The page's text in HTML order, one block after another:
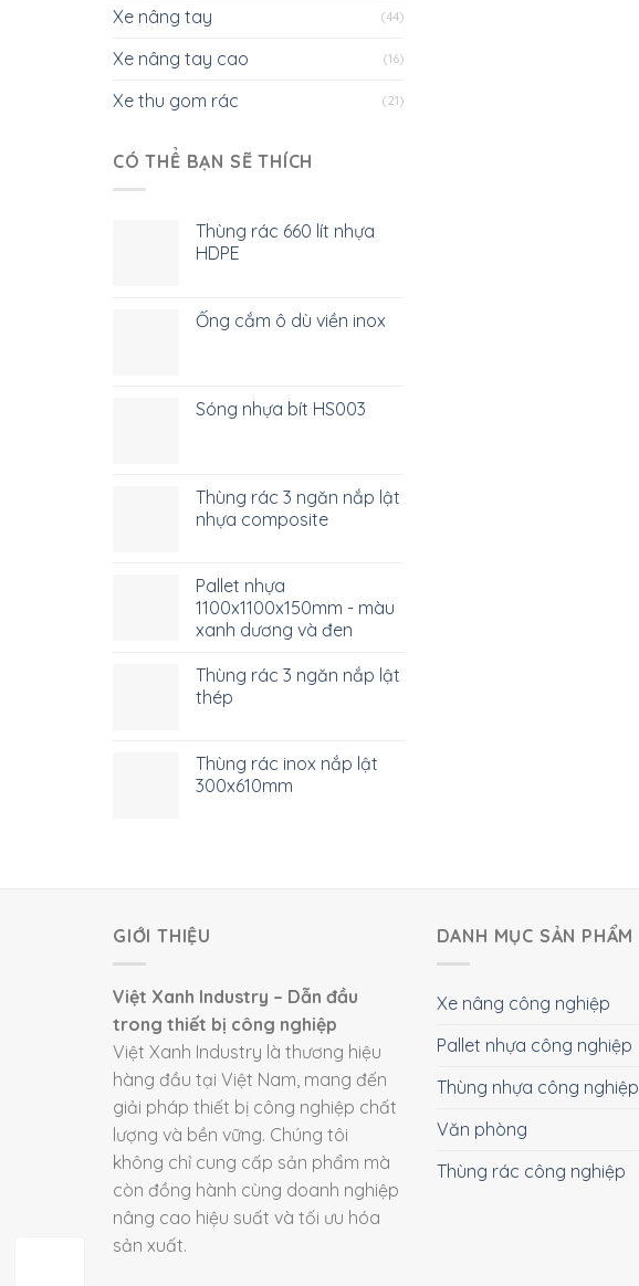
Xe nâng tay (44)
Xe nâng tay cao (16)
Xe thu gom rác (21)
CÓ THỂ BẠN SẼ THÍCH
Thùng rác 660 lít nhựa
HDPE
Ống cắm ô dù viền inox
Sóng nhựa bít HS003
Thùng rác 3 ngăn nắp lật
nhựa composite
Pallet nhựa
1100x1100x150mm - màu
xanh dương và đen
Thùng rác 3 ngăn nắp lật
thép
Thùng rác inox nắp lật
300x610mm
GIỚI THIỆU
Việt Xanh Industry – Dẫn đầu
trong thiết bị công nghiệp
Việt Xanh Industry là thương hiệu
hàng đầu tại Việt Nam, mang đến
giải pháp thiết bị công nghiệp chất
lượng và bền vững. Chúng tôi
không chỉ cung cấp sản phẩm mà
còn đồng hành cùng doanh nghiệp
nâng cao hiệu suất và tối ưu hóa
sản xuất.
DANH MỤC SẢN PHẨM
Xe nâng công nghiệp
Pallet nhựa công nghiệp
Thùng nhựa công nghiệp
Văn phòng
Thùng rác công nghiệp